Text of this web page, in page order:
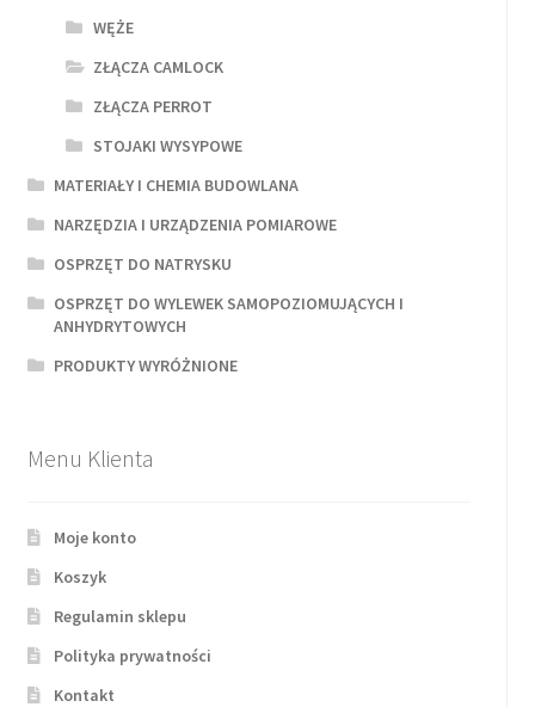
WĘŻE
ZŁĄCZA CAMLOCK
ZŁĄCZA PERROT
STOJAKI WYSYPOWE
MATERIAŁY I CHEMIA BUDOWLANA
NARZĘDZIA I URZĄDZENIA POMIAROWE
OSPRZĘT DO NATRYSKU
OSPRZĘT DO WYLEWEK SAMOPOZIOMUJĄCYCH I
ANHYDRYTOWYCH
PRODUKTY WYRÓŻNIONE
Menu Klienta
Moje konto
Koszyk
Regulamin sklepu
Polityka prywatności
Kontakt